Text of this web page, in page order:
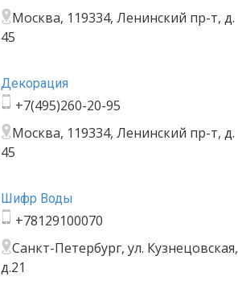
Москва, 119334, Ленинский пр-т, д.
45
Декорация
+7(495)260-20-95
Москва, 119334, Ленинский пр-т, д.
45
Шифр Воды
+78129100070
Санкт-Петербург, ул. Кузнецовская,
д.21